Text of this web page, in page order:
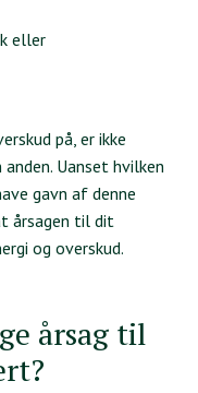
eller
på, er ikke
Uanset hvilken
gavn af denne
årsagen til dit
og overskud.
årsag til